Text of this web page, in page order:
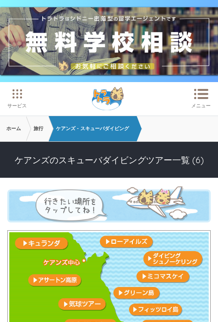
メインコンテンツへスキップ
サービス メニュー
ホーム 旅行 ケアンズ - スキューバダイビング
ケアンズのスキューバダイビングツアー一覧 (6)